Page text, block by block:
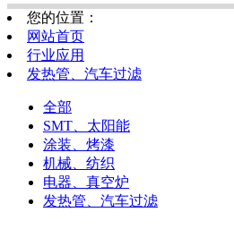
您的位置：
网站首页
行业应用
发热管、汽车过滤
全部
SMT、太阳能
涂装、烤漆
机械、纺织
电器、真空炉
发热管、汽车过滤